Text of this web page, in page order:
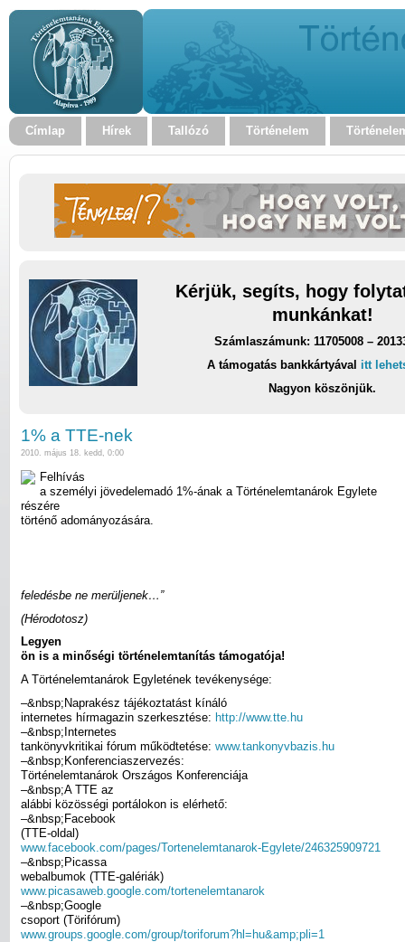
Címlap Hírek Tallózó Történelem
Kérjük, segíts, hogy
munkánkat!
Számlaszámunk: 11705008 –
A támogatás bankkártyával itt
Nagyon köszönjük.
1% a TTE-nek
2010. május 18. kedd, 0:00
Felhívás
a személyi jövedelemadó 1%-ának a Történelemtanárok Egylete
részére
történő adományozására.
feledésbe ne merüljenek…”
(Hérodotosz)
Legyen
ön is a minőségi történelemtanítás támogatója!
A Történelemtanárok Egyletének tevékenysége:
–&nbsp;Naprakész tájékoztatást kínáló
internetes hírmagazin szerkesztése: http://www.tte.hu
–&nbsp;Internetes
tankönyvkritikai fórum működtetése: www.tankonyvbazis.hu
–&nbsp;Konferenciaszervezés:
Történelemtanárok Országos Konferenciája
–&nbsp;A TTE az
alábbi közösségi portálokon is elérhető:
–&nbsp;Facebook
(TTE-oldal)
www.facebook.com/pages/Tortenelemtanarok-Egylete/246325909721
–&nbsp;Picassa
webalbumok (TTE-galériák)
www.picasaweb.google.com/tortenelemtanarok
–&nbsp;Google
csoport (Törifórum)
www.groups.google.com/group/toriforum?hl=hu&amp;pli=1